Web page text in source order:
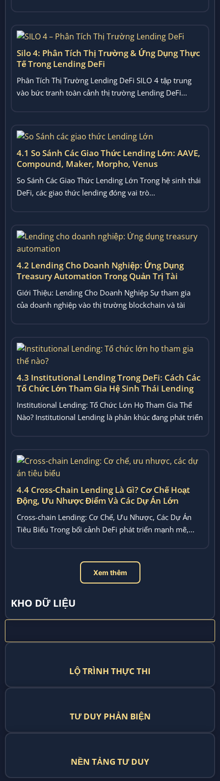
Silo 4: Phân Tích Thị Trường & Ứng Dụng Thực
Tế Trong Lending DeFi
Phân Tích Thị Trường Lending DeFi SILO 4 tập trung
vào bức tranh toàn cảnh thị trường Lending DeFi...
4.1 So Sánh Các Giao Thức Lending Lớn: AAVE,
Compound, Maker, Morpho, Venus
So Sánh Các Giao Thức Lending Lớn Trong hệ sinh thái
DeFi, các giao thức lending đóng vai trò...
4.2 Lending Cho Doanh Nghiệp: Ứng Dụng
Treasury Automation Trong Quản Trị Tài
Giới Thiệu: Lending Cho Doanh Nghiệp Sự tham gia
của doanh nghiệp vào thị trường blockchain và tài
4.3 Institutional Lending Trong DeFi: Cách Các
Tổ Chức Lớn Tham Gia Hệ Sinh Thái Lending
Institutional Lending: Tổ Chức Lớn Họ Tham Gia Thế
Nào? Institutional Lending là phân khúc đang phát triển
4.4 Cross-Chain Lending Là Gì? Cơ Chế Hoạt
Động, Ưu Nhược Điểm Và Các Dự Án Lớn
Cross-chain Lending: Cơ Chế, Ưu Nhược, Các Dự Án
Tiêu Biểu Trong bối cảnh DeFi phát triển mạnh mẽ,...
Xem thêm
KHO DỮ LIỆU
LỘ TRÌNH THỰC THI
TƯ DUY PHẢN BIỆN
NỀN TẢNG TƯ DUY